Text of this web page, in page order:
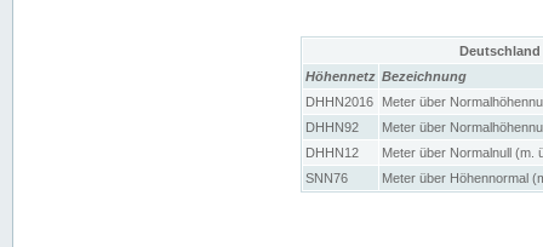
Höhennetz Bezeichnung
DHHN2016
Meter über
DHHN92
Meter über
DHHN12
Meter über Normalnull (m.
SNN76
Meter über Höhennormal